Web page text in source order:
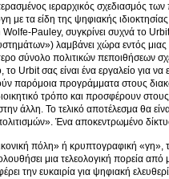
ιεραρχικός σχεδιασμός
με τα είδη της ψηφιακής
Pauley, συγκρίνει συχνά το
λαμβάνει χώρα εντός μιας
σύνολο πολιτικών πεποιθήσεων
το Urbit σας είναι ένα εργαλείο για
παρόμοια προγράμματα στους
τρόπο και προσφέρουν
άλλη. Το τελικό αποτέλεσμα θα
Ένα αποκεντρωμένο
πόλη» ή κρυπτογραφική «γη»,
μια τελεολογική πορεία
την ευκαιρία για ψηφιακή